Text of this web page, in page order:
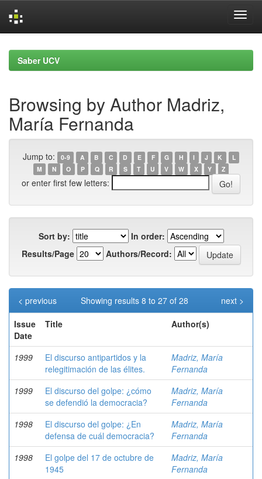
navigationSaber UCV
Browsing by Author Madriz,
María Fernanda
Jump to: 0-9 A B C D E F G H I J K
L
M
N O P Q R S T U V W X Y Z
or enter first few letters:
Sort by:
In order:
Results/Page
Authors/Record:
Showing results 8 to 27 of 28
< previous
next >
Issue
Date
Title Author(s)
1999
El discurso antipartidos y la
relegitimación de las élites.
Madriz, María
Fernanda
1999
El discurso del golpe: ¿cómo
se defendió la democracia?
Madriz, María
Fernanda
1998
El discurso del golpe: ¿En
defensa de cuál democracia?
Madriz, María
Fernanda
1998
El golpe del 17 de octubre de
1945
Madriz, María
Fernanda